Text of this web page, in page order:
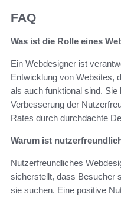
FAQ
Was ist die Rolle eines
Ein Webdesigner ist
Entwicklung von Websites,
als auch funktional sind.
Verbesserung der
Rates durch durchdachte
Warum ist
Nutzerfreundliches
sicherstellt, dass Besucher
sie suchen. Eine positive